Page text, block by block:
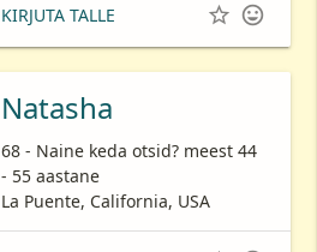
KIRJUTA TALLE  
Natasha
68 - Naine keda otsid? meest 44
- 55 aastane
La Puente, California, USA